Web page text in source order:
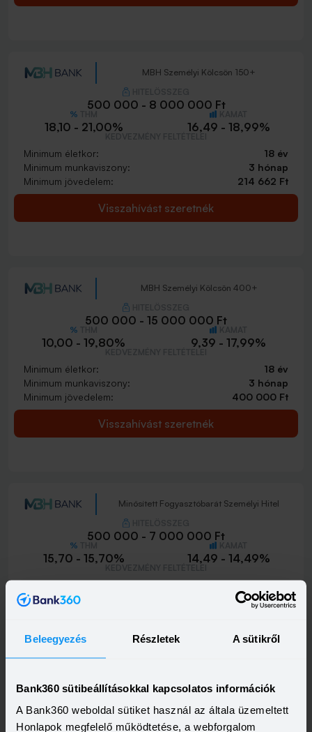
Beleegyezés Részletek A sütikről
Bank360 sütibeállításokkal kapcsolatos információk
A Bank360 weboldal sütiket használ az általa üzemeltett
Honlapok megfelelő működtetése, a webforgalom
MBH Személyi Kölcsön 150+
500 000 - 8 000 000 Ft
18,10 - 21,00% 16,49 - 18,99%
Minimum életkor:
18 év
Minimum munkaviszony:
3 hónap
Minimum jövedelem:
214 662 Ft
Visszahívást szeretnék
MBH Személyi Kölcsön 400+
500 000 - 15 000 000 Ft
10,00 - 19,80% 9,39 - 17,99%
Minimum életkor:
18 év
Minimum munkaviszony:
3 hónap
Minimum jövedelem:
400 000 Ft
Visszahívást szeretnék
Minősített Fogyasztóbarát Személyi Hitel
500 000 - 7 000 000 Ft
15,70 - 15,70% 14,49 - 14,49%
Minimum életkor:
25 év
Minimum munkaviszony:
3 hónap
350 000 Ft
Visszahívást szeretnék